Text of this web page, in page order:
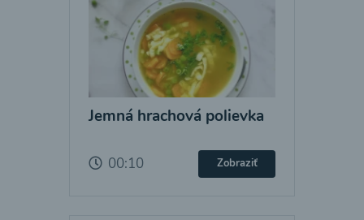
Jemná hrachová polievka
00:10 Zobraziť